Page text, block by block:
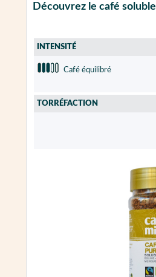
Découvrez le café
INTENSITÉ
Café équilibré
TORRÉFACTION